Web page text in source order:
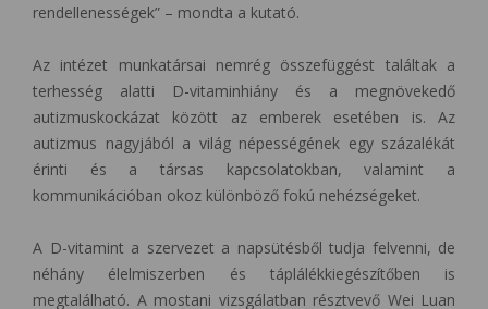
rendellenességek” – mondta a kutató.
Az intézet munkatársai nemrég összefüggést találtak a
terhesség alatti D-vitaminhiány és a megnövekedő
autizmuskockázat között az emberek esetében is. Az
autizmus nagyjából a világ népességének egy százalékát
érinti és a társas kapcsolatokban, valamint a
kommunikációban okoz különböző fokú nehézségeket.
A D-vitamint a szervezet a napsütésből tudja felvenni, de
néhány élelmiszerben és táplálékkiegészítőben is
megtalálható. A mostani vizsgálatban résztvevő Wei Luan